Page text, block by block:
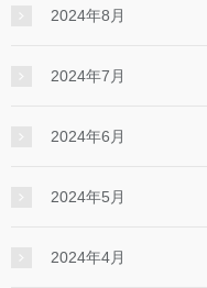
2024年8月
2024年7月
2024年6月
2024年5月
2024年4月